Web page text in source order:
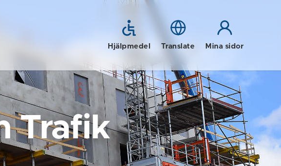
Hjälpmedel Translate Mina sidor
Trafik